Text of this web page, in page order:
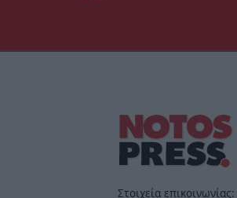
Στοιχεία επικοινωνίας: